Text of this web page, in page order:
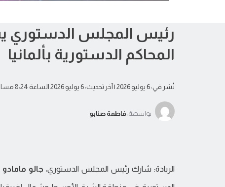
رئيس المجلس الدستوري
المحاكم الدستورية بألمانيا
نُشر في: 6 يوليو 2026 | آخر تحديث: 6 يوليو 2026 الساعة 8:24 مساءً
بواسطة: فاطمة صنابو
الريادة: شارك رئيس المجلس الدستوري، جالو مامادو